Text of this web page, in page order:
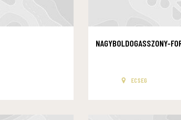
NAGYBOLDOGASSZONY-
ECSEG